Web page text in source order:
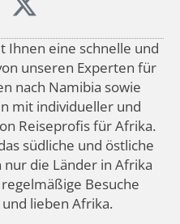
Ihnen eine schnelle und
unseren Experten für
nach Namibia sowie
mit individueller und
Reiseprofis für Afrika.
südliche und östliche
die Länder in Afrika
Besuche
lieben Afrika.